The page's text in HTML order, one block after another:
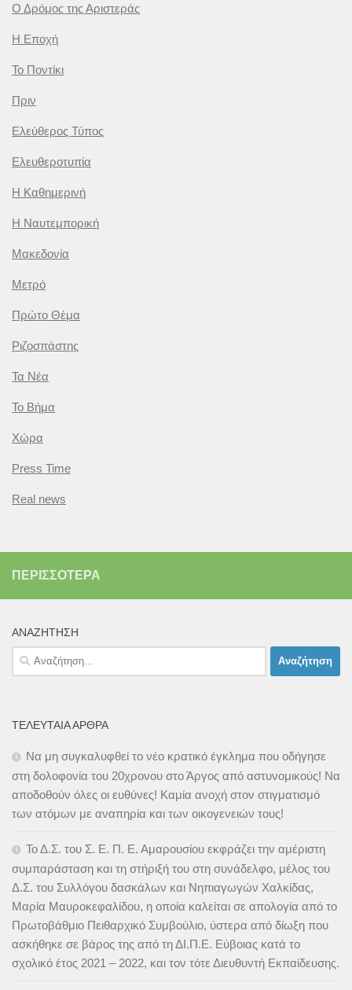
Ο Δρόμος της Αριστεράς
Η Εποχή
Το Ποντίκι
Πριν
Ελεύθερος Τύπος
Ελευθεροτυπία
Η Καθημερινή
Η Ναυτεμπορική
Μακεδονία
Μετρό
Πρώτο Θέμα
Ριζοσπάστης
Τα Νέα
Το Βήμα
Χώρα
Press Time
Real news
ΠΕΡΙΣΣΌΤΕΡΑ
ΑΝΑΖΉΤΗΣΗ
Αναζήτηση
για:
ΤΕΛΕΥΤΑΊΑ ΆΡΘΡΑ
Να μη συγκαλυφθεί το νέο κρατικό έγκλημα που οδήγησε
στη δολοφονία του 20χρονου στο Άργος από αστυνομικούς! Να
αποδοθούν όλες οι ευθύνες! Καμία ανοχή στον στιγματισμό
των ατόμων με αναπηρία και των οικογενειών τους!
Το Δ.Σ. του Σ. Ε. Π. Ε. Αμαρουσίου εκφράζει την αμέριστη
συμπαράσταση και τη στήριξή του στη συνάδελφο, μέλος του
Δ.Σ. του Συλλόγου δασκάλων και Νηπιαγωγών Χαλκίδας,
Μαρία Μαυροκεφαλίδου, η οποία καλείται σε απολογία από το
Πρωτοβάθμιο Πειθαρχικό Συμβούλιο, ύστερα από δίωξη που
ασκήθηκε σε βάρος της από τη ΔΙ.Π.Ε. Εύβοιας κατά το
σχολικό έτος 2021 – 2022, και τον τότε Διευθυντή Εκπαίδευσης.